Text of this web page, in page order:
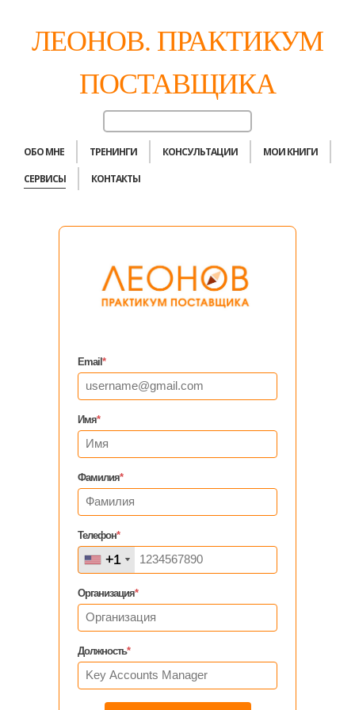
ЛЕОНОВ. ПРАКТИКУМ
ПОСТАВЩИКА
ОБО МНЕ ТРЕНИНГИ КОНСУЛЬТАЦИИ
МОИ КНИГИ
СЕРВИСЫ
КОНТАКТЫ
Email *
Имя*
Фамилия*
Телефон*
+1
+1
Организация*
Должность*